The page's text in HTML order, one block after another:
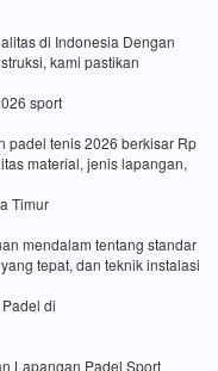
di Indonesia Dengan
kami pastikan
sport
tenis 2026 berkisar Rp
material, jenis lapangan,
Timur
mendalam tentang standar
tepat, dan teknik instalasi
di
Lapangan Padel Sport